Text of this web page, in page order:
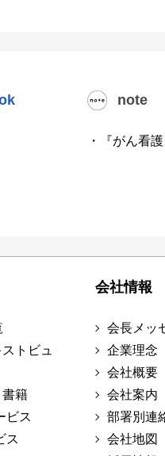
note
・『がん看
トビュ
籍
ビス
ス
会社情報
会長メッ
企業理念
会社概要
会社案内
部署別連
会社地図